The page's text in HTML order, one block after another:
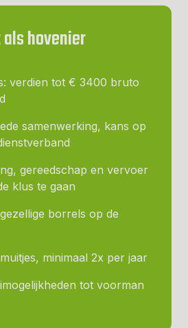
hovenier
verdien tot € 3400 bruto
samenwerking, kans op
gereedschap en vervoer
klus te gaan
borrels op de
minimaal 2x per jaar
tot voorman